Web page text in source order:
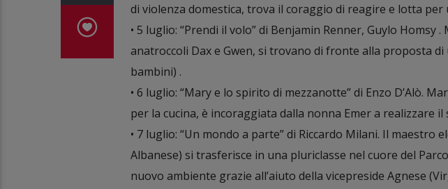
di violenza domestica, trova il coraggio di reagire e lotta
• 5 luglio: “Prendi il volo” di Benjamin Renner, Guylo Homsy
anatroccoli Dax e Gwen, si trovano di fronte alla proposta
bambini) .
• 6 luglio: “Mary e lo spirito di mezzanotte” di Enzo D’Alò.
per la cucina, è incoraggiata dalla nonna Emer a realizzare
• 7 luglio: “Un mondo a parte” di Riccardo Milani. Il maestro
Albanese) si trasferisce in una pluriclasse nel cuore del
nuovo ambiente grazie all’aiuto della vicepreside Agnese